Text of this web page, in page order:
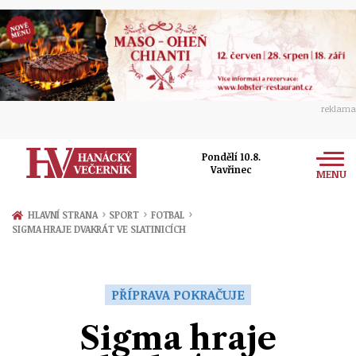
reklama
Pondělí 10.8.
Vavřinec
MENU
Zprávy
Ekonomika
HLAVNÍ STRANA › SPORT › FOTBAL ›
SIGMA HRAJE DVAKRÁT VE SLATINICÍCH
PŘÍPRAVA POKRAČUJE
Sigma hraje